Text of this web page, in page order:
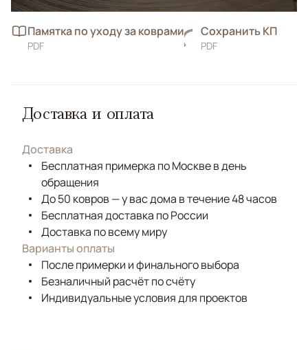
Памятка по уходу за коврами
PDF
Сохранить КП
PDF
Доставка и оплата
Доставка
Бесплатная примерка по Москве в день
обращения
До 50 ковров — у вас дома в течение 48 часов
Бесплатная доставка по России
Доставка по всему миру
Варианты оплаты
После примерки и финального выбора
Безналичный расчёт по счёту
Индивидуальные условия для проектов